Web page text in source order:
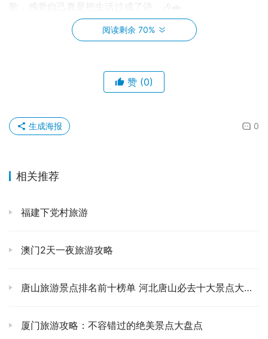
歌，感觉自己真是把生活过成了诗。🎶🚗
抵达黄山脚下时，已是傍晚。我提前预订了汤口镇的民宿，
香。民宿的老板娘特别热情，端上来一壶热茶，还细心地帮
我规划第二天的登山路线，建议我第二天一大早出发，避开
囊，在小镇里找了家看着顺眼的餐馆，点了一份臭鳜鱼和毛
豆腐。别看名字有点“挑战性”，但那味道，真的是鲜美入
停不下来！吃饱喝足，伴着蛙鸣虫叫，早早入眠，为第二天
第二天，天还没蒙蒙亮，我就醒了。简单洗漱后，直奔换乘
间完全由自己掌控。坐上景区大巴，一路盘山而上，空气越
下的景色逐渐变得辽阔，云雾在山谷间缭绕，像仙女的裙
阅读剩余 70%
赞 (0)
0
生成海报
相关推荐
福建下党村旅游
澳门2天一夜旅游攻略
唐山旅游景点排名前十榜单 河北唐山必去十大景点大盘点
厦门旅游攻略：不容错过的绝美景点大盘点